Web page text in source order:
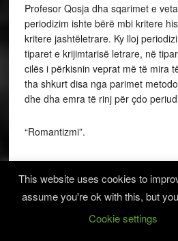
Profesor Qosja dha sqarimet e
periodizim ishte bërë mbi kritere
kritere jashtëletrare. Ky lloj
tiparet e krijimtarisë letrare, në
cilës i përkisnin veprat më të mira
tha shkurt disa nga parimet
dhe dha emra të rinj për çdo
“Romantizmi”.
“Mes romantizmit, realizmit dhe
“Letërsia sociale”.
This website uses cookies to
assume you're ok with this, but
Cookie settings